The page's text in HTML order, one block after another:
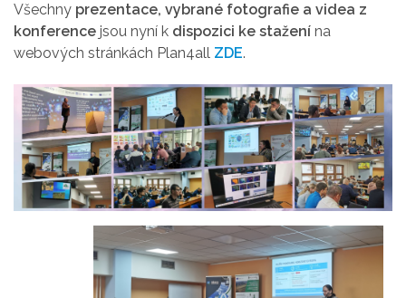
Všechny prezentace, vybrané fotografie a videa z
konference jsou nyní k dispozici ke stažení na
webových stránkách Plan4all ZDE.